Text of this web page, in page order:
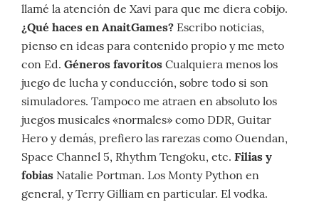
llamé la atención de Xavi para que me diera cobijo.
¿Qué haces en AnaitGames? Escribo noticias,
pienso en ideas para contenido propio y me meto
con Ed. Géneros favoritos Cualquiera menos los
juego de lucha y conducción, sobre todo si son
simuladores. Tampoco me atraen en absoluto los
juegos musicales «normales» como DDR, Guitar
Hero y demás, prefiero las rarezas como Ouendan,
Space Channel 5, Rhythm Tengoku, etc. Filias y
fobias Natalie Portman. Los Monty Python en
general, y Terry Gilliam en particular. El vodka.